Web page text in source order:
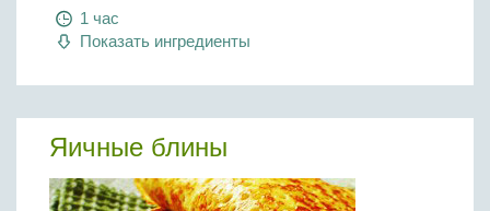
1 час
Показать ингредиенты
Яичные блины